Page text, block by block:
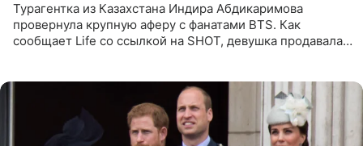
Турагентка из Казахстана Индира Абдикаримова
провернула крупную аферу с фанатами BTS. Как
сообщает Life со ссылкой на SHOT, девушка продавала